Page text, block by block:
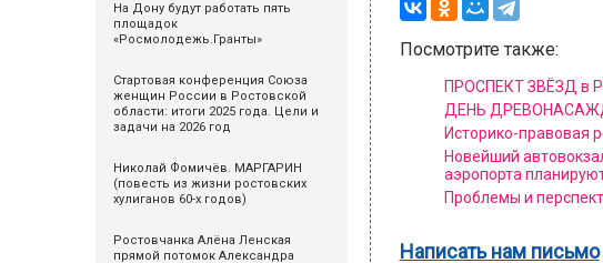
На Дону будут работать пять
площадок
«Росмолодежь.Гранты»
Стартовая конференция Союза
женщин России в Ростовской
области: итоги 2025 года. Цели и
задачи на 2026 год
Николай Фомичёв. МАРГАРИН
(повесть из жизни ростовских
хулиганов 60-х годов)
Ростовчанка Алёна Ленская
прямой потомок Александра
Посмотрите также:
ПРОСПЕКТ ЗВЁЗД в
ДЕНЬ
Историко-правовая
Новейший
аэропорта
Проблемы и
Написать нам письмо